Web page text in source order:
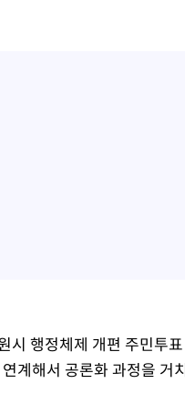
시 행정체제 개편 주민투
계해서 공론화 과정을